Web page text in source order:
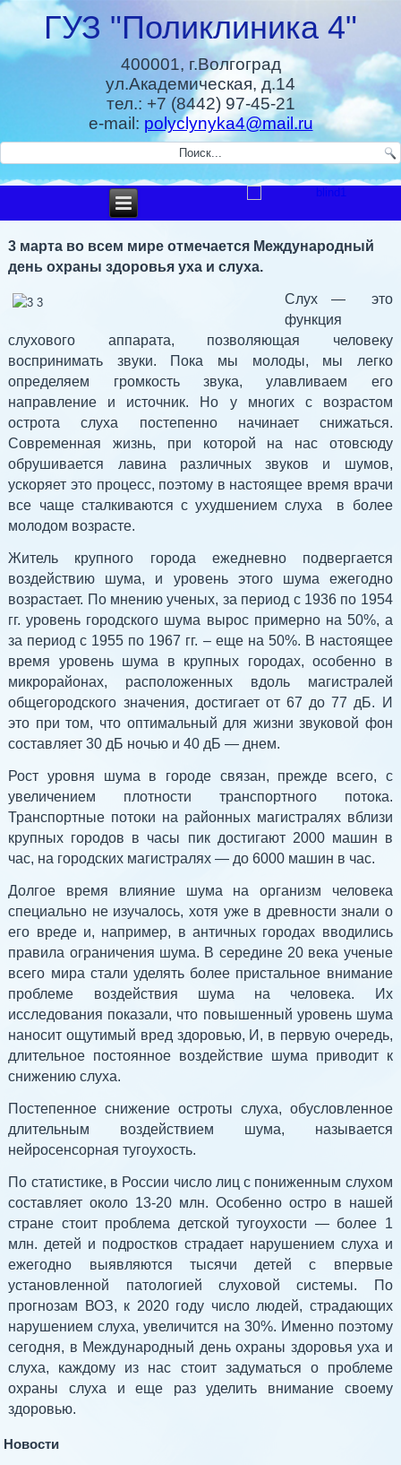
ГУЗ "Поликлиника 4"
400001, г.Волгоград
ул.Академическая, д.14
тел.: +7 (8442) 97-45-21
e-mail: polyclynyka4@mail.ru
3 марта во всем мире отмечается Международный
день охраны здоровья уха и слуха.
Слух — это
функция
слухового аппарата, позволяющая человеку
воспринимать звуки. Пока мы молоды, мы легко
определяем громкость звука, улавливаем его
направление и источник. Но у многих с возрастом
острота слуха постепенно начинает снижаться.
Современная жизнь, при которой на нас отовсюду
обрушивается лавина различных звуков и шумов,
ускоряет это процесс, поэтому в настоящее время врачи
все чаще сталкиваются с ухудшением слуха в более
молодом возрасте.
Житель крупного города ежедневно подвергается
воздействию шума, и уровень этого шума ежегодно
возрастает. По мнению ученых, за период с 1936 по 1954
гг. уровень городского шума вырос примерно на 50%, а
за период с 1955 по 1967 гг. – еще на 50%. В настоящее
время уровень шума в крупных городах, особенно в
микрорайонах, расположенных вдоль магистралей
общегородского значения, достигает от 67 до 77 дБ. И
это при том, что оптимальный для жизни звуковой фон
составляет 30 дБ ночью и 40 дБ — днем.
Рост уровня шума в городе связан, прежде всего, с
увеличением плотности транспортного потока.
Транспортные потоки на районных магистралях вблизи
крупных городов в часы пик достигают 2000 машин в
час, на городских магистралях — до 6000 машин в час.
Долгое время влияние шума на организм человека
специально не изучалось, хотя уже в древности знали о
его вреде и, например, в античных городах вводились
правила ограничения шума. В середине 20 века ученые
всего мира стали уделять более пристальное внимание
проблеме воздействия шума на человека. Их
исследования показали, что повышенный уровень шума
наносит ощутимый вред здоровью, И, в первую очередь,
длительное постоянное воздействие шума приводит к
снижению слуха.
Постепенное снижение остроты слуха, обусловленное
длительным воздействием шума, называется
нейросенсорная тугоухость.
По статистике, в России число лиц с пониженным слухом
составляет около 13-20 млн. Особенно остро в нашей
стране стоит проблема детской тугоухости — более 1
млн. детей и подростков страдает нарушением слуха и
ежегодно выявляются тысячи детей с впервые
установленной патологией слуховой системы. По
прогнозам ВОЗ, к 2020 году число людей, страдающих
нарушением слуха, увеличится на 30%. Именно поэтому
сегодня, в Международный день охраны здоровья уха и
слуха, каждому из нас стоит задуматься о проблеме
охраны слуха и еще раз уделить внимание своему
здоровью.
Новости